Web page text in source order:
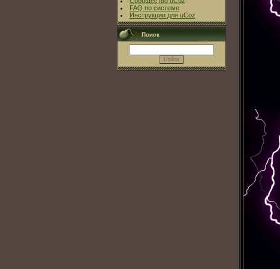
FAQ по системе
Инструкции для uCoz
Поиск